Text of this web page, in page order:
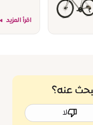
اقرأ المزيد
عنه؟
لا